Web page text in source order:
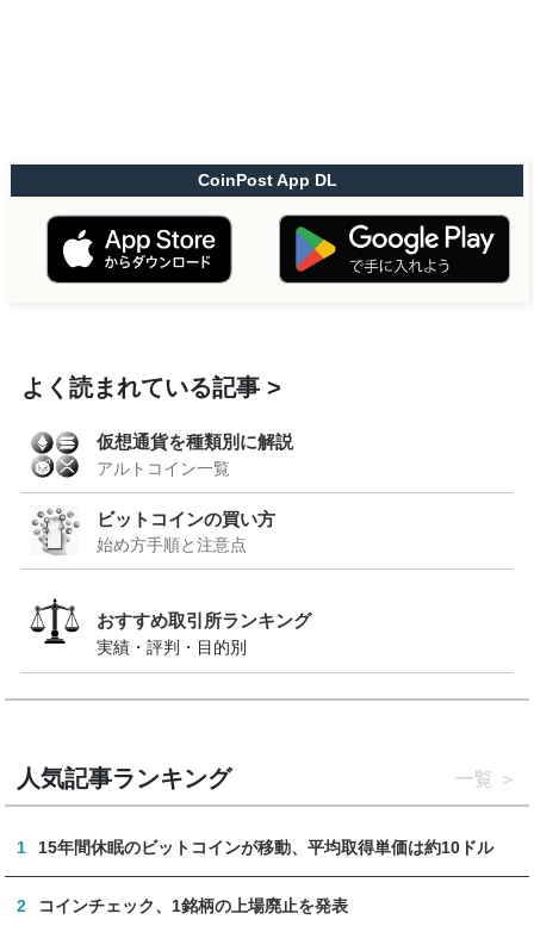
CoinPost App DL
よく読まれている記事
仮想通貨を種類別に解説
アルトコイン一覧
ビットコインの買い方
始め方手順と注意点
おすすめ取引所ランキング
実績・評判・目的別
人気記事ランキング 一覧
1 15年間休眠のビットコインが移動、平均取得単価は約10ドル
2 コインチェック、1銘柄の上場廃止を発表